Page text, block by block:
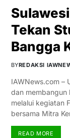
Tekan
Bangga
BYREDAKSI
IAWNews.com –
dan membangun
melalui kegiatan
bersama Mitra
READ MORE